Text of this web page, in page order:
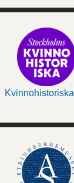
Kvinnohistoriska